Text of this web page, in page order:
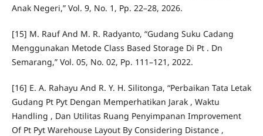
Anak Negeri,” Vol. 9, No. 1, Pp. 22–28, 2026.
[15] M. Rauf And M. R. Radyanto, “Gudang Suku Cadang
Menggunakan Metode Class Based Storage Di Pt . Dn
Semarang,” Vol. 05, No. 02, Pp. 111–121, 2022.
[16] E. A. Rahayu And R. Y. H. Silitonga, “Perbaikan Tata Letak
Gudang Pt Pyt Dengan Memperhatikan Jarak , Waktu
Handling , Dan Utilitas Ruang Penyimpanan Improvement
Of Pt Pyt Warehouse Layout By Considering Distance ,